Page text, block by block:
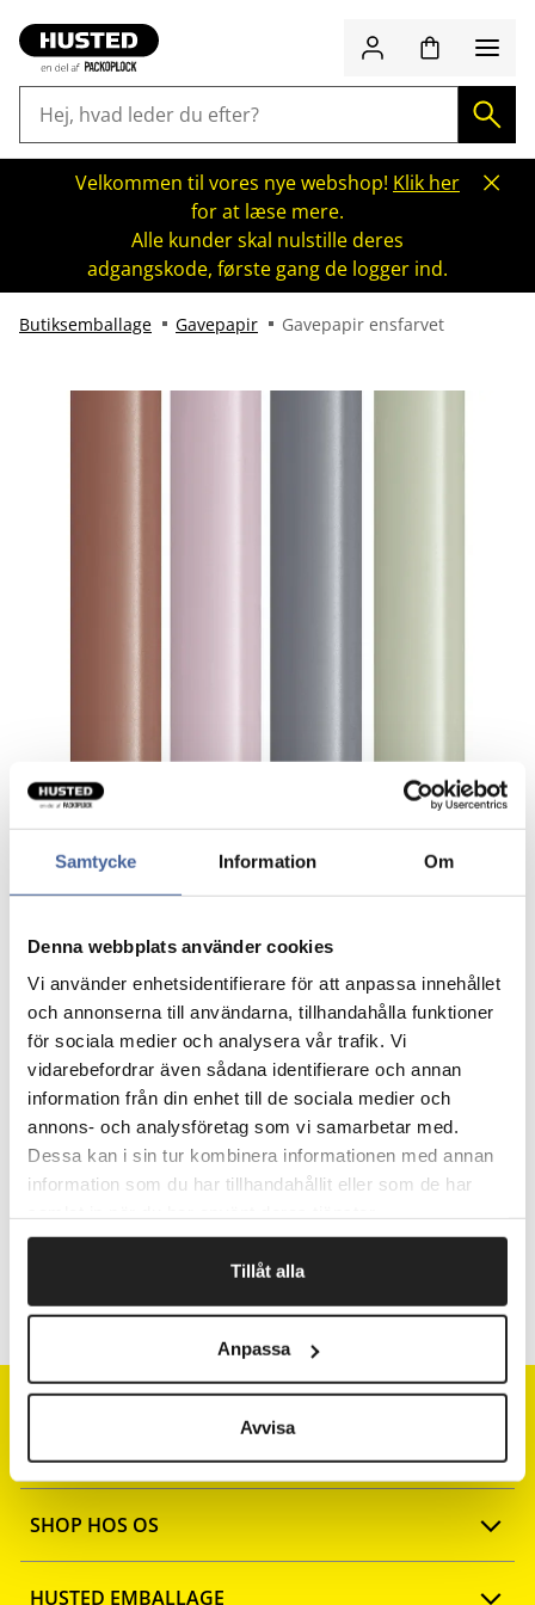
Samtycke Information Om
Denna webbplats använder cookies
Vi använder enhetsidentifierare för att anpassa innehållet
och annonserna till användarna, tillhandahålla funktioner
för sociala medier och analysera vår trafik. Vi
vidarebefordrar även sådana identifierare och annan
information från din enhet till de sociala medier och
annons- och analysföretag som vi samarbetar med.
Dessa kan i sin tur kombinera informationen med annan
information som du har tillhandahållit eller som de har
Tillåt alla
Anpassa
Avvisa
Velkommen til vores nye webshop! Klik her
for at læse mere.
Alle kunder skal nulstille deres
adgangskode, første gang de logger ind.
Butiksemballage Gavepapir Gavepapir ensfarvet
Gavepapir Box cons. mix ensfarvet
50st
Fragtfrit når du handler for 1.900,-
Afsendelse samme dag ved bestilling
inden kl 10
Artikelnr. Bredde cm
SHOP HOS OS
Opret konto
HUSTED EMBALLAGE